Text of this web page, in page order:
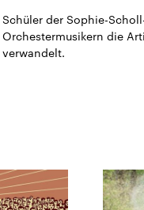
Schüler der Sophie-
Orchestermusikern die
verwandelt.